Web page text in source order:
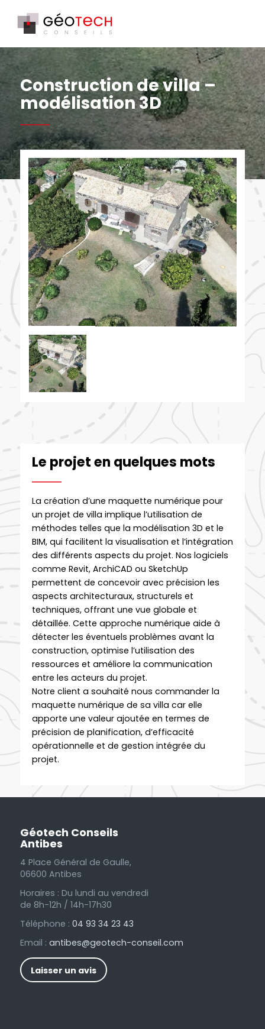
Construction de villa –
modélisation 3D
Le projet en quelques mots
La création d’une maquette numérique pour
un projet de villa implique l’utilisation de
méthodes telles que la modélisation 3D et le
BIM, qui facilitent la visualisation et l’intégration
des différents aspects du projet. Nos logiciels
comme Revit, ArchiCAD ou SketchUp
permettent de concevoir avec précision les
aspects architecturaux, structurels et
techniques, offrant une vue globale et
détaillée. Cette approche numérique aide à
détecter les éventuels problèmes avant la
construction, optimise l’utilisation des
ressources et améliore la communication
entre les acteurs du projet.
Notre client a souhaité nous commander la
maquette numérique de sa villa car elle
apporte une valeur ajoutée en termes de
précision de planification, d’efficacité
opérationnelle et de gestion intégrée du
projet.
Géotech Conseils
Antibes
4 Place Général de Gaulle,
06600 Antibes
Horaires : Du lundi au vendredi
de 8h-12h / 14h-17h30
Téléphone : 04 93 34 23 43
Email : antibes@geotech-conseil.com
Laisser un avis